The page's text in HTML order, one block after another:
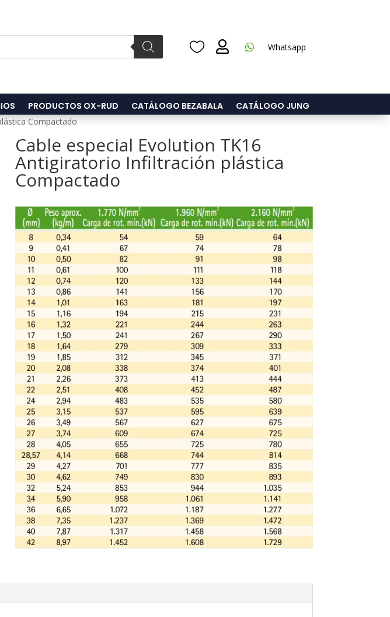
   Whatsapp
PRODUCTOS OX-RUD CATÁLOGO BEZABALA CATÁLOGO JUNG
Compactado
Cable especial Evolution TK16
Antigiratorio Infiltración plástica
Compactado